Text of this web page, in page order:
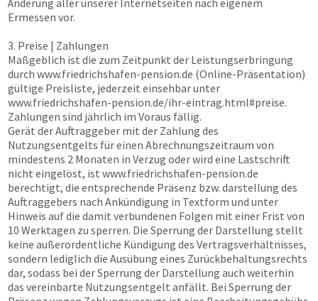
Änderung aller unserer Internetseiten nach eigenem
Ermessen vor.
3. Preise | Zahlungen
Maßgeblich ist die zum Zeitpunkt der Leistungserbringung
durch www.friedrichshafen-pension.de (Online-Präsentation)
gültige Preisliste, jederzeit einsehbar unter
www.friedrichshafen-pension.de/ihr-eintrag.html#preise.
Zahlungen sind jährlich im Voraus fällig.
Gerät der Auftraggeber mit der Zahlung des
Nutzungsentgelts für einen Abrechnungszeitraum von
mindestens 2 Monaten in Verzug oder wird eine Lastschrift
nicht eingelöst, ist www.friedrichshafen-pension.de
berechtigt, die entsprechende Präsenz bzw. darstellung des
Auftraggebers nach Ankündigung in Textform und unter
Hinweis auf die damit verbundenen Folgen mit einer Frist von
10 Werktagen zu sperren. Die Sperrung der Darstellung stellt
keine außerordentliche Kündigung des Vertragsverhältnisses,
sondern lediglich die Ausübung eines Zurückbehaltungsrechts
dar, sodass bei der Sperrung der Darstellung auch weiterhin
das vereinbarte Nutzungsentgelt anfällt. Bei Sperrung der